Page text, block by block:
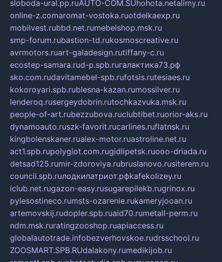
sloboda-ural.pp.ruAUTO-COM.SUhohota.netalimy.ru
online-z.comaromat-vostoka.ruotdelkaexp.ru
mobilvest.rubbd.net.rumebelshop.msk.ru
smp-forum.rubastion-td.rukosmoscreative.ru
avrmotors.ruart-galadesign.rutiffany-c.ru
ecostep-samara.rud-p.spb.ruгалактика73.рф
sko.com.rudavitamebel-spb.rufotsis.rutesiaes.ru
kokoroyari.spb.rublesna-kazan.rumossilver.ru
lenderoq.rusergeydobrin.rutochkazvuka.msk.ru
people-of-art.rubezzubova.ruclubtibet.ruorior-aks.ru
dynamoauto.ruszk-favorit.rucarlines.ruflatnsk.ru
kingbolenskaner.rualex-motor.ruastroline.net.ru
act1.spb.rupolyglot.com.rugidlipetsk.ruooo-driada.ru
detsad125.rumir-zdoroviya.rubruslanovo.rusiterem.ru
council.spb.ruлодкипатриот.рфkafekolizey.ru
iclub.net.rugazon-easy.rusugarepilekb.rugrinox.ru
pylesostineco.rumsts-ozarenie.rukameryjooan.ru
artemovskij.rudopler.spb.ruaid70.rumetall-perm.ru
ndm.msk.ruratingzooshop.ruapiaccess.ru
globalautotrade.infobezverhovskoe.rudrsschool.ru
ZOOSMART.SPB.RUdalakony.rumedikijob.ru